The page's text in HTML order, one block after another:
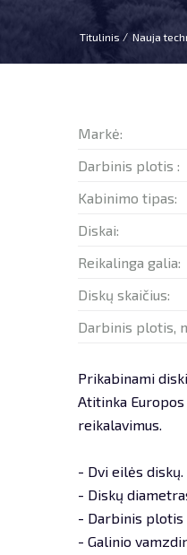
Titulinis Nauja
Markė:
Darbinis plotis :
Kabinimo tipas:
Diskai:
Reikalinga galia:
Diskų skaičius:
Darbinis plotis,
Prikabinami
Atitinka
reikalavimus.
- Dvi eilės diskų.
- Diskų
- Darbinis plotis
- Galinio